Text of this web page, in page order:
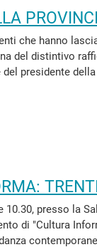
che hanno
del distintivo
presidente
10.30, presso la
di "Cultura